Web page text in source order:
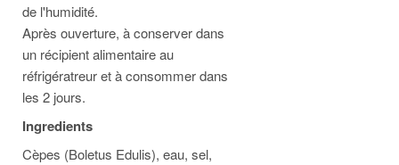
de l'humidité.
Après ouverture, à conserver dans
un récipient alimentaire au
réfrigératreur et à consommer dans
les 2 jours.
Ingredients
Cèpes (Boletus Edulis), eau, sel,